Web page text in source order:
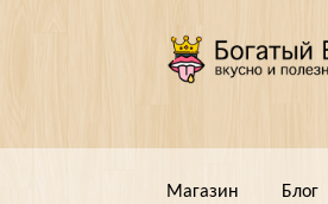
Перейти
Перейти
Магазин Блог